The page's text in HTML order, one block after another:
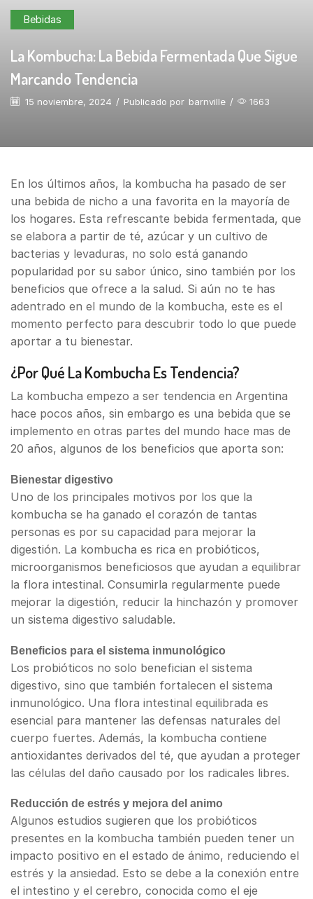
Bebidas
La Kombucha: La Bebida Fermentada Que Sigue
Marcando Tendencia
15 noviembre, 2024 / Publicado por barnville / 1663
En los últimos años, la kombucha ha pasado de ser
una bebida de nicho a una favorita en la mayoría de
los hogares. Esta refrescante bebida fermentada, que
se elabora a partir de té, azúcar y un cultivo de
bacterias y levaduras, no solo está ganando
popularidad por su sabor único, sino también por los
beneficios que ofrece a la salud. Si aún no te has
adentrado en el mundo de la kombucha, este es el
momento perfecto para descubrir todo lo que puede
aportar a tu bienestar.
¿Por Qué La Kombucha Es Tendencia?
La kombucha empezo a ser tendencia en Argentina
hace pocos años, sin embargo es una bebida que se
implemento en otras partes del mundo hace mas de
20 años, algunos de los beneficios que aporta son:
Bienestar digestivo
Uno de los principales motivos por los que la
kombucha se ha ganado el corazón de tantas
personas es por su capacidad para mejorar la
digestión. La kombucha es rica en probióticos,
microorganismos beneficiosos que ayudan a equilibrar
la flora intestinal. Consumirla regularmente puede
mejorar la digestión, reducir la hinchazón y promover
un sistema digestivo saludable.
Beneficios para el sistema inmunológico
Los probióticos no solo benefician el sistema
digestivo, sino que también fortalecen el sistema
inmunológico. Una flora intestinal equilibrada es
esencial para mantener las defensas naturales del
cuerpo fuertes. Además, la kombucha contiene
antioxidantes derivados del té, que ayudan a proteger
las células del daño causado por los radicales libres.
Reducción de estrés y mejora del animo
Algunos estudios sugieren que los probióticos
presentes en la kombucha también pueden tener un
impacto positivo en el estado de ánimo, reduciendo el
estrés y la ansiedad. Esto se debe a la conexión entre
el intestino y el cerebro, conocida como el eje